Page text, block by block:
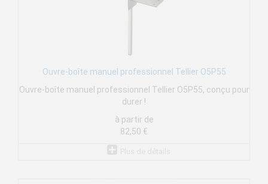
Ouvre-boîte manuel professionnel Tellier O5P55
Ouvre-boîte manuel professionnel Tellier O5P55, conçu pour
durer !
à partir de
82,50 €